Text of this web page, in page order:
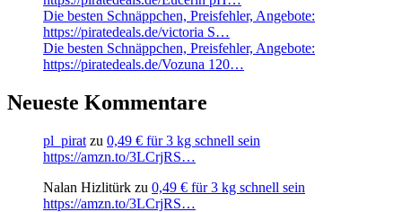
Die besten Schnäppchen, Preisfehler, Angebote:
https://piratedeals.de/victoria S…
Die besten Schnäppchen, Preisfehler, Angebote:
https://piratedeals.de/Vozuna 120…
Neueste Kommentare
pl_pirat zu 0,49 € für 3 kg schnell sein
https://amzn.to/3LCrjRS…
Nalan Hizlitürk zu 0,49 € für 3 kg schnell sein
https://amzn.to/3LCrjRS…